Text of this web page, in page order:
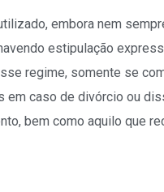
embora nem
estipulação
regime, somente se
em caso de divórcio ou
bem como aquilo que